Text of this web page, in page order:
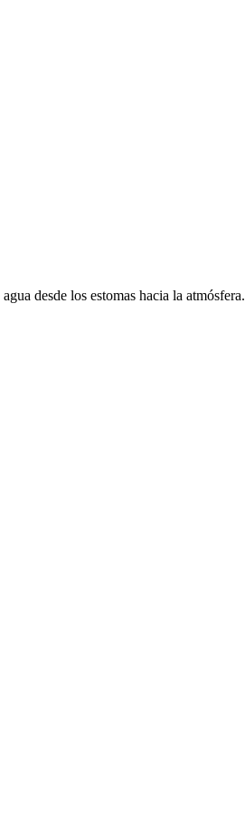
desde los estomas hacia la atmósfera.